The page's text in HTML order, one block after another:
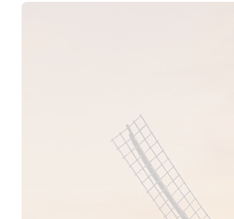
recht geringe Erträge,
reduziert werden.
Konzentration, sondern
Macán &